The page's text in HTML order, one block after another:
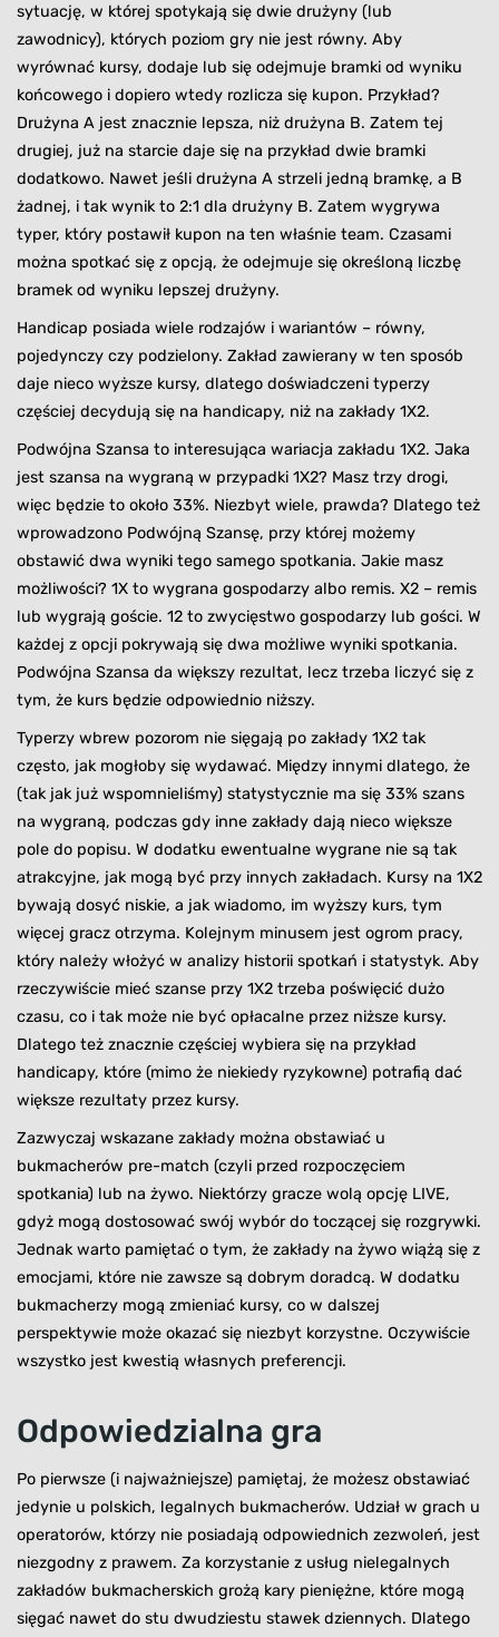
sytuację, w której spotykają się dwie drużyny (lub
zawodnicy), których poziom gry nie jest równy. Aby
wyrównać kursy, dodaje lub się odejmuje bramki od wyniku
końcowego i dopiero wtedy rozlicza się kupon. Przykład?
Drużyna A jest znacznie lepsza, niż drużyna B. Zatem tej
drugiej, już na starcie daje się na przykład dwie bramki
dodatkowo. Nawet jeśli drużyna A strzeli jedną bramkę, a B
żadnej, i tak wynik to 2:1 dla drużyny B. Zatem wygrywa
typer, który postawił kupon na ten właśnie team. Czasami
można spotkać się z opcją, że odejmuje się określoną liczbę
bramek od wyniku lepszej drużyny.
Handicap posiada wiele rodzajów i wariantów – równy,
pojedynczy czy podzielony. Zakład zawierany w ten sposób
daje nieco wyższe kursy, dlatego doświadczeni typerzy
częściej decydują się na handicapy, niż na zakłady 1X2.
Podwójna Szansa to interesująca wariacja zakładu 1X2. Jaka
jest szansa na wygraną w przypadki 1X2? Masz trzy drogi,
więc będzie to około 33%. Niezbyt wiele, prawda? Dlatego też
wprowadzono Podwójną Szansę, przy której możemy
obstawić dwa wyniki tego samego spotkania. Jakie masz
możliwości? 1X to wygrana gospodarzy albo remis. X2 – remis
lub wygrają goście. 12 to zwycięstwo gospodarzy lub gości. W
każdej z opcji pokrywają się dwa możliwe wyniki spotkania.
Podwójna Szansa da większy rezultat, lecz trzeba liczyć się z
tym, że kurs będzie odpowiednio niższy.
Typerzy wbrew pozorom nie sięgają po zakłady 1X2 tak
często, jak mogłoby się wydawać. Między innymi dlatego, że
(tak jak już wspomnieliśmy) statystycznie ma się 33% szans
na wygraną, podczas gdy inne zakłady dają nieco większe
pole do popisu. W dodatku ewentualne wygrane nie są tak
atrakcyjne, jak mogą być przy innych zakładach. Kursy na 1X2
bywają dosyć niskie, a jak wiadomo, im wyższy kurs, tym
więcej gracz otrzyma. Kolejnym minusem jest ogrom pracy,
który należy włożyć w analizy historii spotkań i statystyk. Aby
rzeczywiście mieć szanse przy 1X2 trzeba poświęcić dużo
czasu, co i tak może nie być opłacalne przez niższe kursy.
Dlatego też znacznie częściej wybiera się na przykład
handicapy, które (mimo że niekiedy ryzykowne) potrafią dać
większe rezultaty przez kursy.
Zazwyczaj wskazane zakłady można obstawiać u
bukmacherów pre-match (czyli przed rozpoczęciem
spotkania) lub na żywo. Niektórzy gracze wolą opcję LIVE,
gdyż mogą dostosować swój wybór do toczącej się rozgrywki.
Jednak warto pamiętać o tym, że zakłady na żywo wiążą się z
emocjami, które nie zawsze są dobrym doradcą. W dodatku
bukmacherzy mogą zmieniać kursy, co w dalszej
perspektywie może okazać się niezbyt korzystne. Oczywiście
wszystko jest kwestią własnych preferencji.
Odpowiedzialna gra
Po pierwsze (i najważniejsze) pamiętaj, że możesz obstawiać
jedynie u polskich, legalnych bukmacherów. Udział w grach u
operatorów, którzy nie posiadają odpowiednich zezwoleń, jest
niezgodny z prawem. Za korzystanie z usług nielegalnych
zakładów bukmacherskich grożą kary pieniężne, które mogą
sięgać nawet do stu dwudziestu stawek dziennych. Dlatego